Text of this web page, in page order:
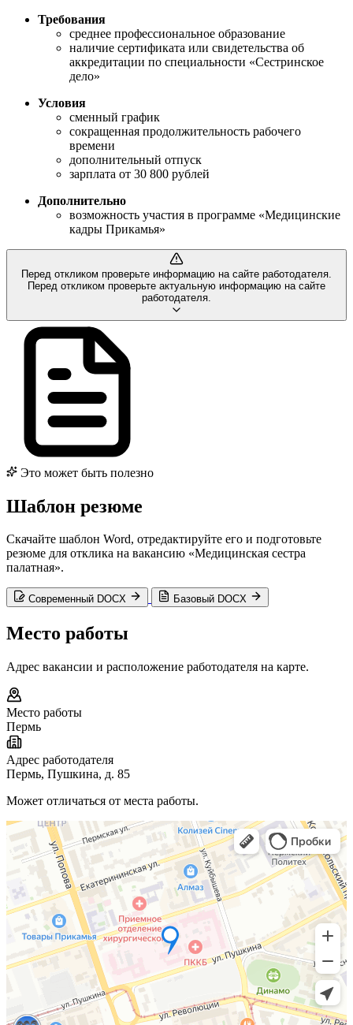
Требования
среднее профессиональное образование
наличие сертификата или свидетельства об
аккредитации по специальности «Сестринское
дело»
Условия
сменный график
сокращенная продолжительность рабочего
времени
дополнительный отпуск
зарплата от 30 800 рублей
Дополнительно
возможность участия в программе «Медицинские
кадры Прикамья»
Перед откликом проверьте информацию на сайте работодателя.
Перед откликом проверьте актуальную информацию на сайте
работодателя.
Это может быть полезно
Шаблон резюме
Скачайте шаблон Word, отредактируйте его и подготовьте
резюме для отклика на вакансию «Медицинская сестра
палатная».
Современный DOCX Базовый DOCX
Место работы
Адрес вакансии и расположение работодателя на карте.
Место работы
Пермь
Адрес работодателя
Пермь, Пушкина, д. 85
Может отличаться от места работы.